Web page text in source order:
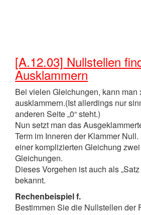
[A.12.03] Nullstellen
Ausklammern
Bei vielen Gleichungen, kann man
ausklammern.(Ist allerdings nur
anderen Seite „0“ steht.)
Nun setzt man das
Term im Inneren der Klammer
einer komplizierten Gleichung
Gleichungen.
Dieses Vorgehen ist auch als
bekannt.
Rechenbeispiel f.
Bestimmen Sie die Nullstellen